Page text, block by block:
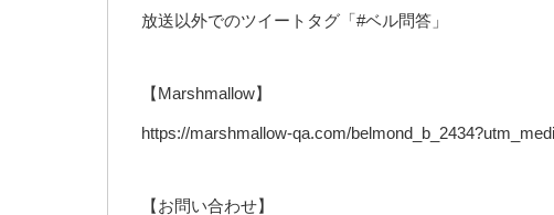
放送以外でのツイートタグ「#ベル問答」
【Marshmallow】
https://marshmallow-qa.com/
【お問い合わせ】